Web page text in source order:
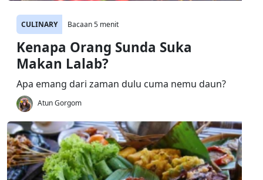
CULINARY Bacaan 5 menit
Kenapa Orang Sunda Suka
Makan Lalab?
Apa emang dari zaman dulu cuma nemu daun?
Atun Gorgom